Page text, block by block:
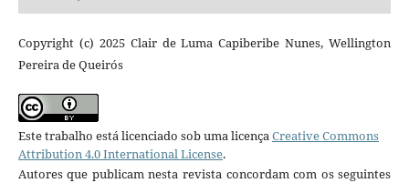
Copyright (c) 2025 Clair de Luma Capiberibe Nunes, Wellington
Pereira de Queirós
Este trabalho está licenciado sob uma licença Creative Commons
Attribution 4.0 International License.
Autores que publicam nesta revista concordam com os seguintes